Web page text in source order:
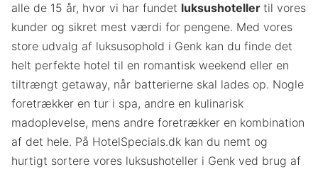
alle de 15 år, hvor vi har fundet luksushoteller til vores
kunder og sikret mest værdi for pengene. Med vores
store udvalg af luksusophold i Genk kan du finde det
helt perfekte hotel til en romantisk weekend eller en
tiltrængt getaway, når batterierne skal lades op. Nogle
foretrækker en tur i spa, andre en kulinarisk
madoplevelse, mens andre foretrækker en kombination
af det hele. På HotelSpecials.dk kan du nemt og
hurtigt sortere vores luksushoteller i Genk ved brug af